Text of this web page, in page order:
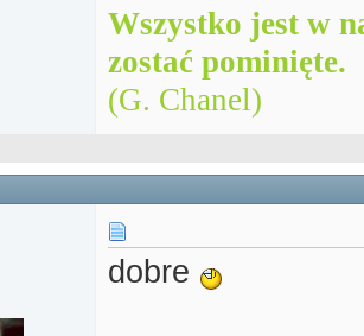
Wszystko jest w
zostać pominięte.
(G. Chanel)
dobre